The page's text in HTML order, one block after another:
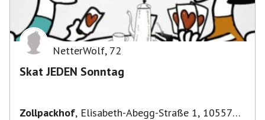
NetterWolf, 72
Skat JEDEN Sonntag
Zollpackhof, Elisabeth-Abegg-Straße 1, 10557